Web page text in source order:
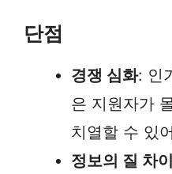
단점
경쟁 심화: 인
은 지원자가
치열할 수 있
정보의 질 차이